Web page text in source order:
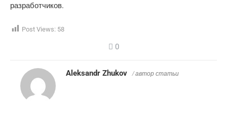
разработчиков.
Post Views: 58
0
Aleksandr Zhukov / автор статьи